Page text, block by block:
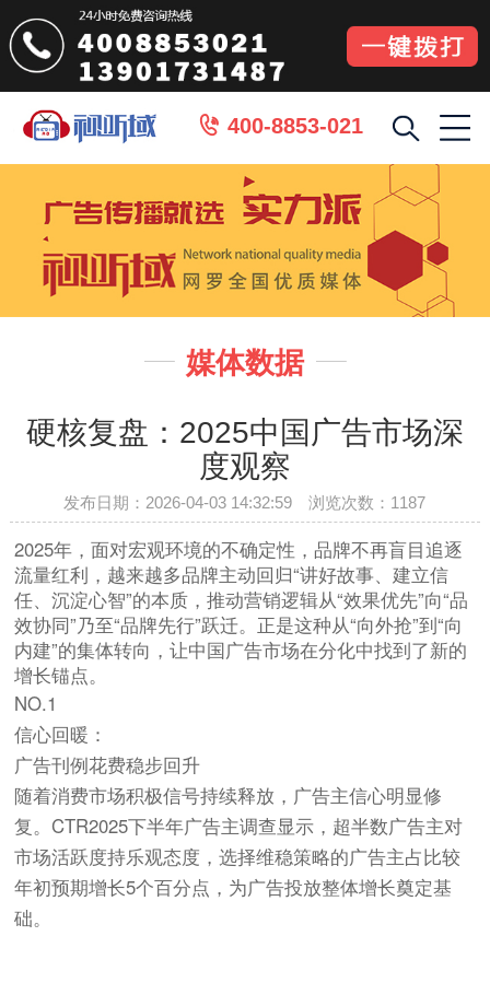
 400-8853-021
 媒体数据 
硬核复盘：2025中国广告市场深
度观察
发布日期：2026-04-03 14:32:59 浏览次数： 1187
2025年，面对宏观环境的不确定性，品牌不再盲目追逐
流量红利，越来越多品牌主动回归“讲好故事、建立信
任、沉淀心智”的本质，推动营销逻辑从“效果优先”向“品
效协同”乃至“品牌先行”跃迁。正是这种从“向外抢”到“向
内建”的集体转向，让中国广告市场在分化中找到了新的
增长锚点。
NO.1
信心回暖：
广告刊例花费稳步回升
随着消费市场积极信号持续释放，广告主信心明显修
复。CTR2025下半年广告主调查显示，超半数广告主对
市场活跃度持乐观态度，选择维稳策略的广告主占比较
年初预期增长5个百分点，为广告投放整体增长奠定基
础。